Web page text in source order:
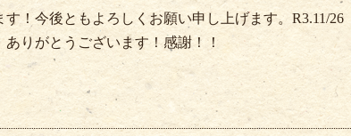
！今後ともよろしくお願い申し上げます。R3.11/26
りがとうございます！感謝！！